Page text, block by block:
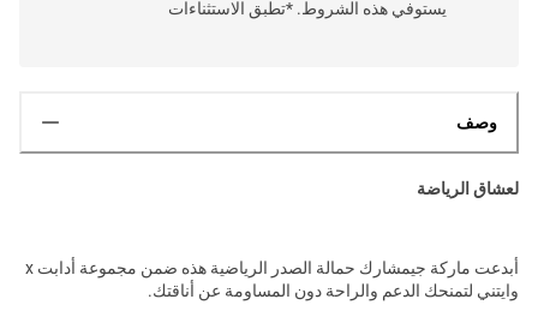
يستوفي هذه الشروط. *تطبق الاستثناءات
وصف
لعشاق الرياضة
أبدعت ماركة جيمشارك حمالة الصدر الرياضية هذه ضمن مجموعة أدابت x
وايتني لتمنحك الدعم والراحة دون المساومة عن أناقتك.